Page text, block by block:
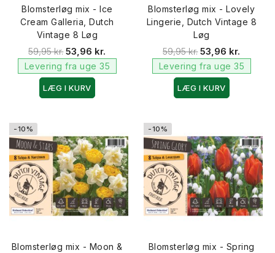
Blomsterløg mix - Ice
Cream Galleria, Dutch
Vintage 8 Løg
59,95 kr. 53,96 kr.
Levering fra uge 35
LÆG I KURV
Blomsterløg mix - Lovely
Lingerie, Dutch Vintage 8
Løg
59,95 kr. 53,96 kr.
Levering fra uge 35
LÆG I KURV
-10%
Blomsterløg mix - Moon &
-10%
Blomsterløg mix - Spring